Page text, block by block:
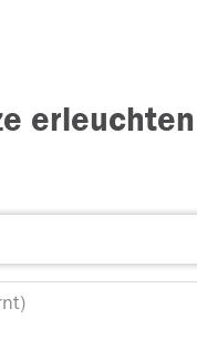
erleuchten